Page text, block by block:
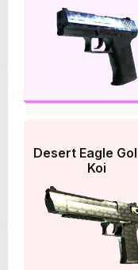
Desert Eagle
Koi